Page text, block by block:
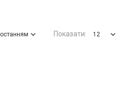
Показати: 12